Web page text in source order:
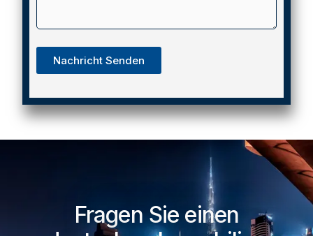
Nachricht Senden
Fragen Sie einen